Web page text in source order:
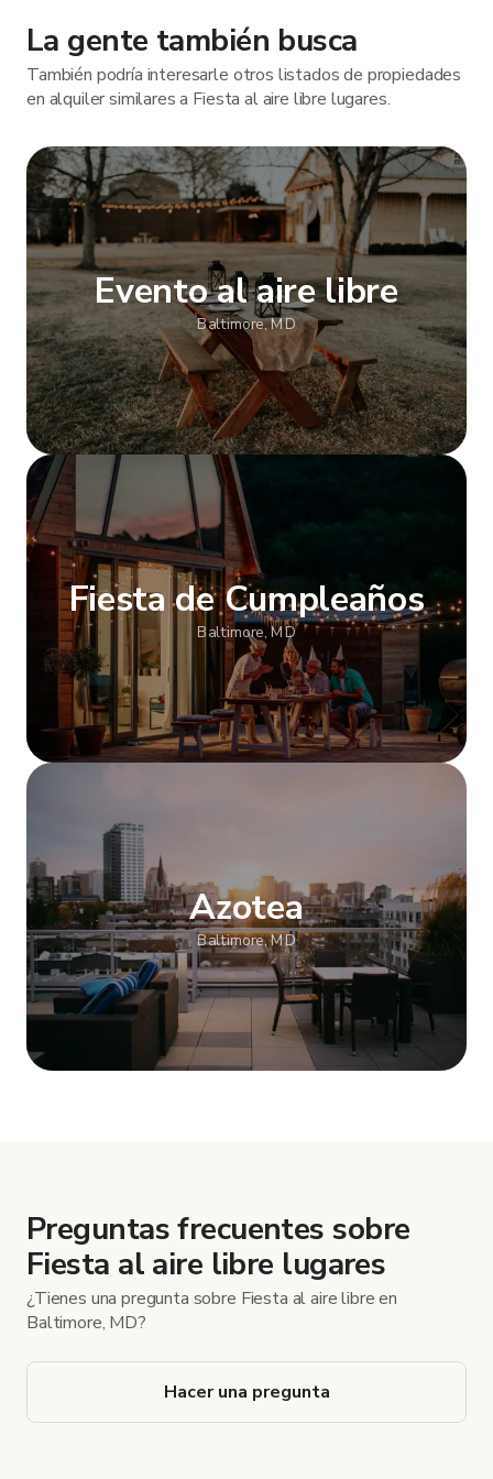
La gente también busca
También podría interesarle otros listados de propiedades
en alquiler similares a Fiesta al aire libre lugares.
Evento al aire libre
Baltimore, MD
Fiesta de Cumpleaños
Baltimore, MD
Azotea
Baltimore, MD
Preguntas frecuentes sobre
Fiesta al aire libre lugares
¿Tienes una pregunta sobre Fiesta al aire libre en
Baltimore, MD?
Hacer una pregunta